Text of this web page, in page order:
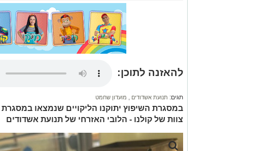
להאזנה לתוכן:
תגים: תנועת אשדודים מועדון שחמט
במסגרת השיפוץ יתוקנו הליקויים שנמצאו במסגרת
צוות של קולנו - הלובי האזרחי של תנועת אשדודים